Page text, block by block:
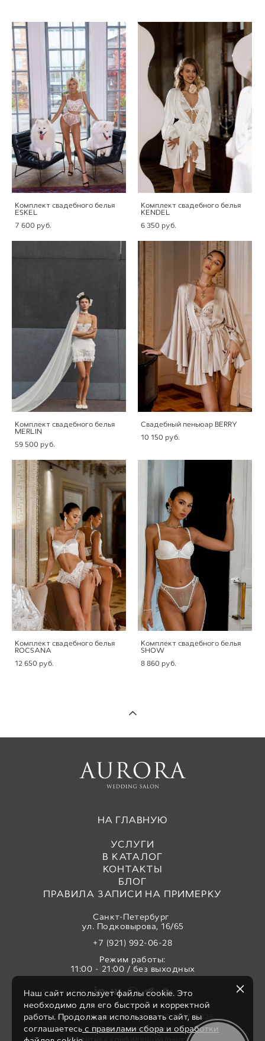
Комплект свадебного белья
ESKEL
7 600 pуб.
Комплект свадебного белья
KENDEL
6 350 pуб.
Комплект свадебного белья
MERLIN
59 500 pуб.
Свадебный пеньюар BERRY
10 150 pуб.
Комплект свадебного белья
ROCSANA
12 650 pуб.
Комплект свадебного белья
SHOW
8 860 pуб.
НА ГЛАВНУЮ
УСЛУГИ
В КАТАЛОГ
КОНТАКТЫ
БЛОГ
ПРАВИЛА ЗАПИСИ НА ПРИМЕРКУ
Санкт-Петербург
ул. Подковырова, 16/65
+7 (921) 992-06-28
Режим работы:
11:00 - 21:00 / без выходных
Свадебный салон «Аврора» © 2017-2026
Все права защищены
Политика конфиденциальности
Наш сайт использует файлы cookie. Это
необходимо для его быстрой и корректной
работы. Продолжая использовать сайт, вы
соглашаетесь с правилами сбора и обработки